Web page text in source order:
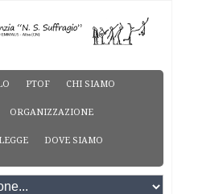
PTOF CHI SIAMO
ORGANIZZAZIONE
DOVE SIAMO